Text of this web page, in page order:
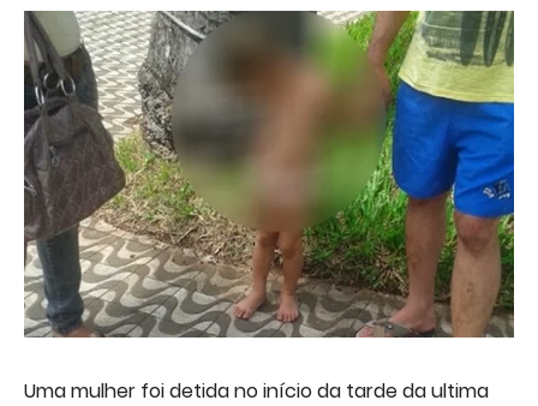
Uma mulher foi detida no início da tarde da ultima